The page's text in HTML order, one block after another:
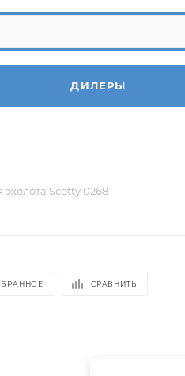
ДИЛЕРЫ
Scotty 0268
СРАВНИТЬ